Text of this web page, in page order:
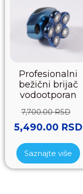
Profesionalni
bežični brijač
vodootporan
7,700.00RSD
5,490.00 RSD
Saznajte više